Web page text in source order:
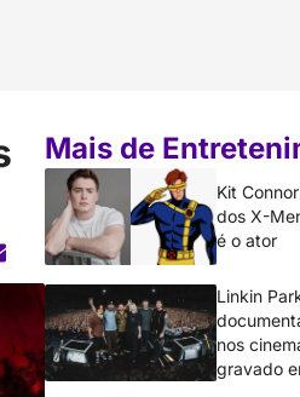
Mais de
Kit
dos X-
é o ator
Linkin
nos
gravado